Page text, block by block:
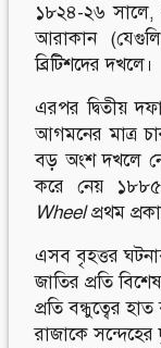
১৮২৪-২৬
আরাকান
ব্রিটিশদের দখলে।
এরপর দ্বিতীয়
আগমনের মাত্র
বড় অংশ দখলে
করে নেয়
Wheelপ্রথম
এসব বৃহত্তর
জাতির প্রতি
প্রতি বন্ধুত্বের
রাজাকে সন্দেহের